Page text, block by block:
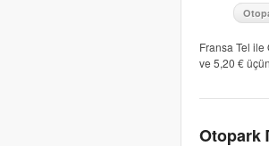
Fransa Tel
ve 5,20 €